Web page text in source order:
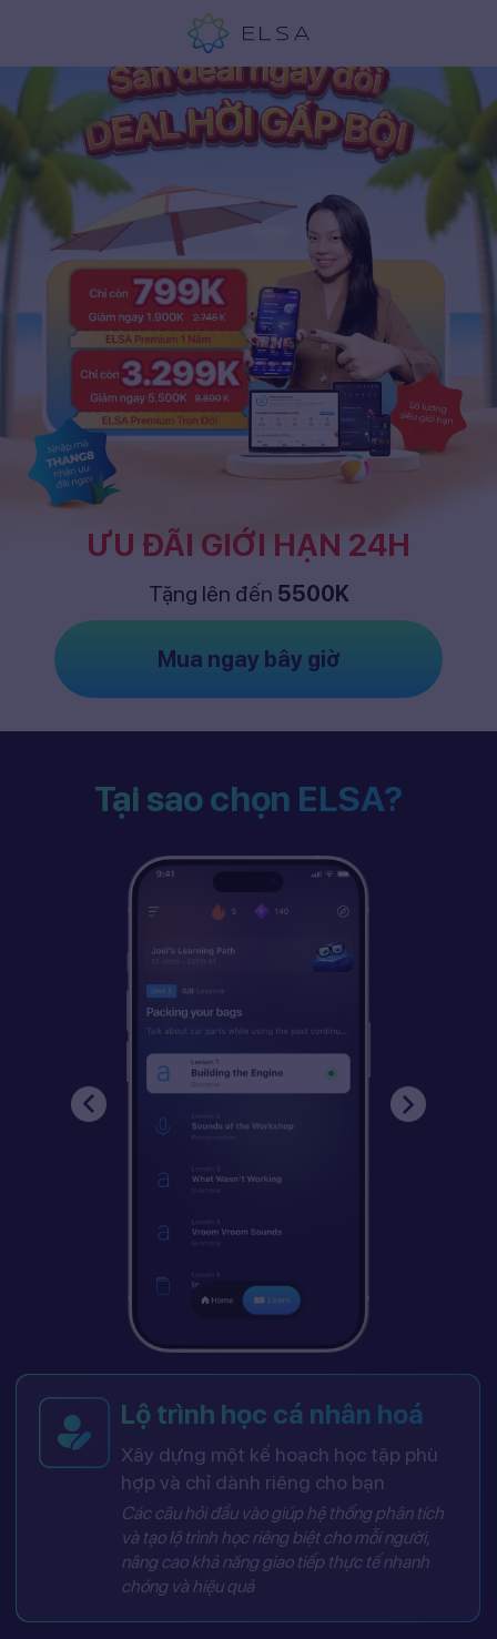
ƯU ĐÃI GIỚI HẠN 24H
Tặng lên đến 5500K
Mua ngay bây giờ
Tại sao chọn ELSA?
Lộ trình học cá nhân hoá
Xây dựng một kế hoạch học tập phù
hợp và chỉ dành riêng cho bạn
Các câu hỏi đầu vào giúp hệ thống phân tích
và tạo lộ trình học riêng biệt cho mỗi người,
nâng cao khả năng giao tiếp thực tế nhanh
chóng và hiệu quả